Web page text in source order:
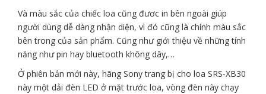
Và màu sắc của chiếc loa cũng đươc in bên ngoài giúp
người dùng dễ dàng nhận diện, vì đó cũng là chính màu sắc
bên trong của sản phẩm. Cũng như giới thiệu về những tính
năng như pin hay bluetooth không dây,…
Ở phiên bản mới này, hãng Sony trang bị cho loa SRS-XB30
này một dải đèn LED ở mặt trước loa, vòng đèn này chạy